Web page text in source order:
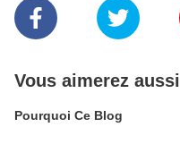
Vous aimerez aussi
Pourquoi Ce Blog